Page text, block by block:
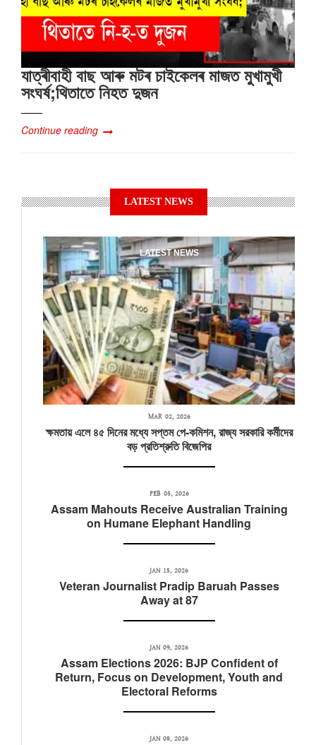
যাত্ৰীবাহী বাছ আৰু মটৰ চাইকেলৰ মাজত মুখামুখী
সংঘৰ্ষ;থিতাতে নিহত দুজন
Continue reading
LATEST NEWS
LATEST NEWS
MAR 02, 2026
ক্ষমতায় এলে ৪৫ দিনের মধ্যে সপ্তম পে-কমিশন, রাজ্য সরকারি কর্মীদের
বড় প্রতিশ্রুতি বিজেপির
FEB 05, 2026
Assam Mahouts Receive Australian Training
on Humane Elephant Handling
JAN 15, 2026
Veteran Journalist Pradip Baruah Passes
Away at 87
JAN 09, 2026
Assam Elections 2026: BJP Confident of
Return, Focus on Development, Youth and
Electoral Reforms
JAN 08, 2026